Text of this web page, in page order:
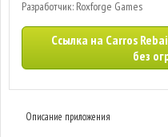
Разработчик: Roxforge Games
Ссылка на Carros
без
Описание приложения